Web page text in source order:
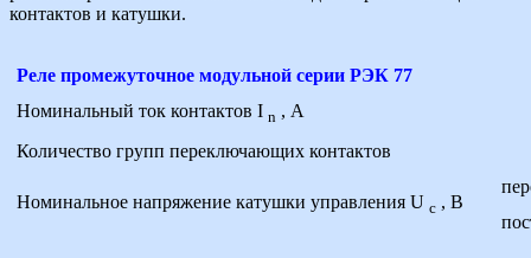
контактов и катушки.
Реле промежуточное модульной серии РЭК 77
Номинальный ток контактов I n , А
Количество групп переключающих контактов
Номинальное напряжение катушки управления U c , В